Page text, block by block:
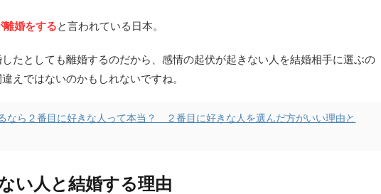
離婚をすると言われている日本。
たとしても離婚するのだから、感情の起伏が起きない人を結婚相手に選ぶの
えではないのかもしれないですね。
なら２番目に好きな人って本当？ ２番目に好きな人を選んだ方がいい理由と
い人と結婚する理由